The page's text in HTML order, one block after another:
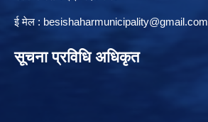
ई मेल : besishaharmunicipality@gmail.com
सूचना प्रविधि अधिकृत